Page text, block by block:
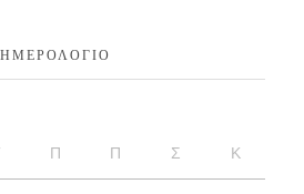
ΗΜΕΡΟΛΌΓΙΟ
Π Π Σ Κ